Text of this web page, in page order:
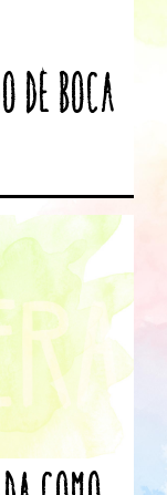
de boca